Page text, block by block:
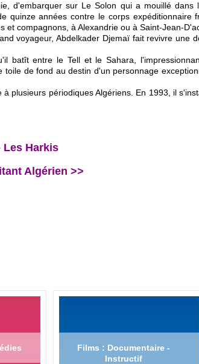
d'embarquer sur Le Solon qui a mouillé dans
quinze années contre le corps expéditionnaire
compagnons, à Alexandrie ou à Saint-Jean-
voyageur, Abdelkader Djemaï fait revivre une
batît entre le Tell et le Sahara,
de fond au destin d'un personnage
plusieurs périodiques Algériens. En 1993, il
Les Harkis
Algérien >>
Films : Documentaire -
Instructif